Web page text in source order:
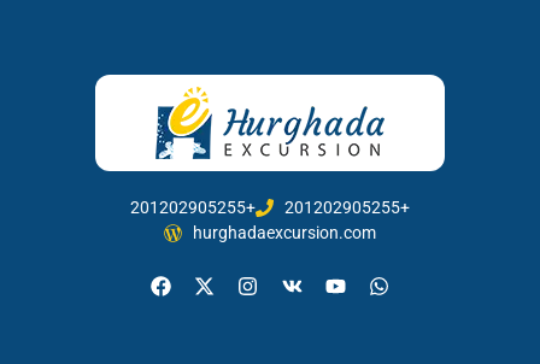
201202905255+
201202905255+
hurghadaexcursion.com